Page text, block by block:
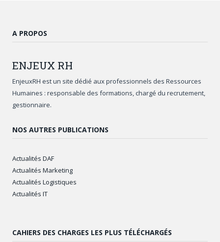
A PROPOS
ENJEUX RH
EnjeuxRH est un site dédié aux professionnels des Ressources
Humaines : responsable des formations, chargé du recrutement,
gestionnaire.
NOS AUTRES PUBLICATIONS
Actualités DAF
Actualités Marketing
Actualités Logistiques
Actualités IT
CAHIERS DES CHARGES LES PLUS TÉLÉCHARGÉS